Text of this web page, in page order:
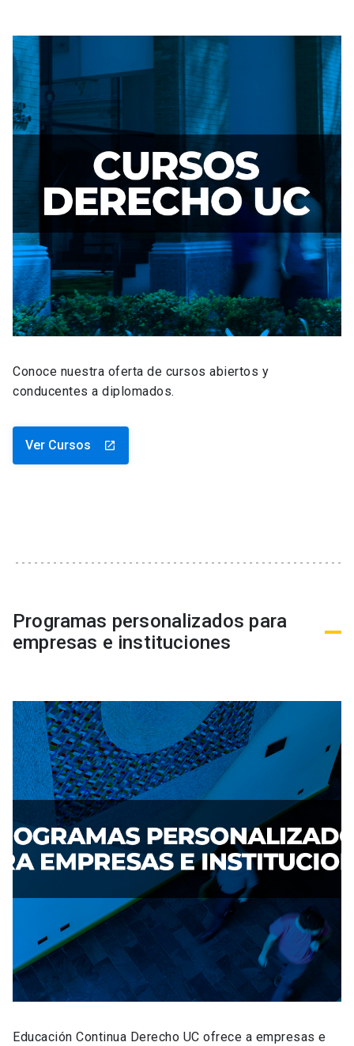
Conoce nuestra oferta de cursos abiertos y
conducentes a diplomados.
Ver Cursos launch
Programas personalizados para
empresas e instituciones
Educación Continua Derecho UC ofrece a empresas e